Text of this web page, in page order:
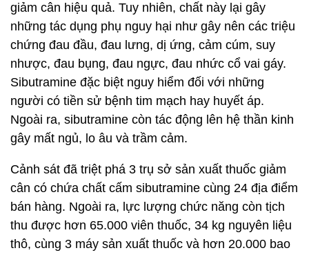
giảm cân hiệu quả. Tuy nhiên, chất này lại gây
những tác dụng phụ nguy hại như gây nên các triệu
chứng đau đầu, đau lưng, dị ứng, cảm cúm, suy
nhược, đau bụng, đau ngực, đau nhức cổ vai gáy.
Sibutramine đặc biệt nguy hiểm đối với những
người có tiền sử bệnh tim mạch hay huyết áp.
Ngoài ra, sibutramine còn tác động lên hệ thần kinh
gây mất ngủ, lo âu và trầm cảm.
Cảnh sát đã triệt phá 3 trụ sở sản xuất thuốc giảm
cân có chứa chất cấm sibutramine cùng 24 địa điểm
bán hàng. Ngoài ra, lực lượng chức năng còn tịch
thu được hơn 65.000 viên thuốc, 34 kg nguyên liệu
thô, cùng 3 máy sản xuất thuốc và hơn 20.000 bao